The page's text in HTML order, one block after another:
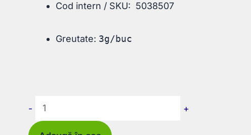
Cod intern / SKU: 5038507
Greutate: 3g/buc
-
Cantitate
Simering
+